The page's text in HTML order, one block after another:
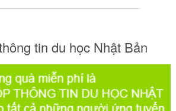
tin du học Nhật Bản